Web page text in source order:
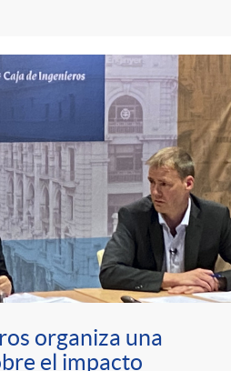
organiza una
el impacto